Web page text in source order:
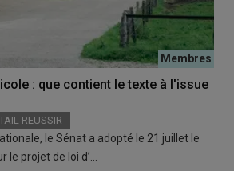
: que contient le texte à l'issue
REUSSIR
le Sénat a adopté le 21 juillet le
projet de loi d’…